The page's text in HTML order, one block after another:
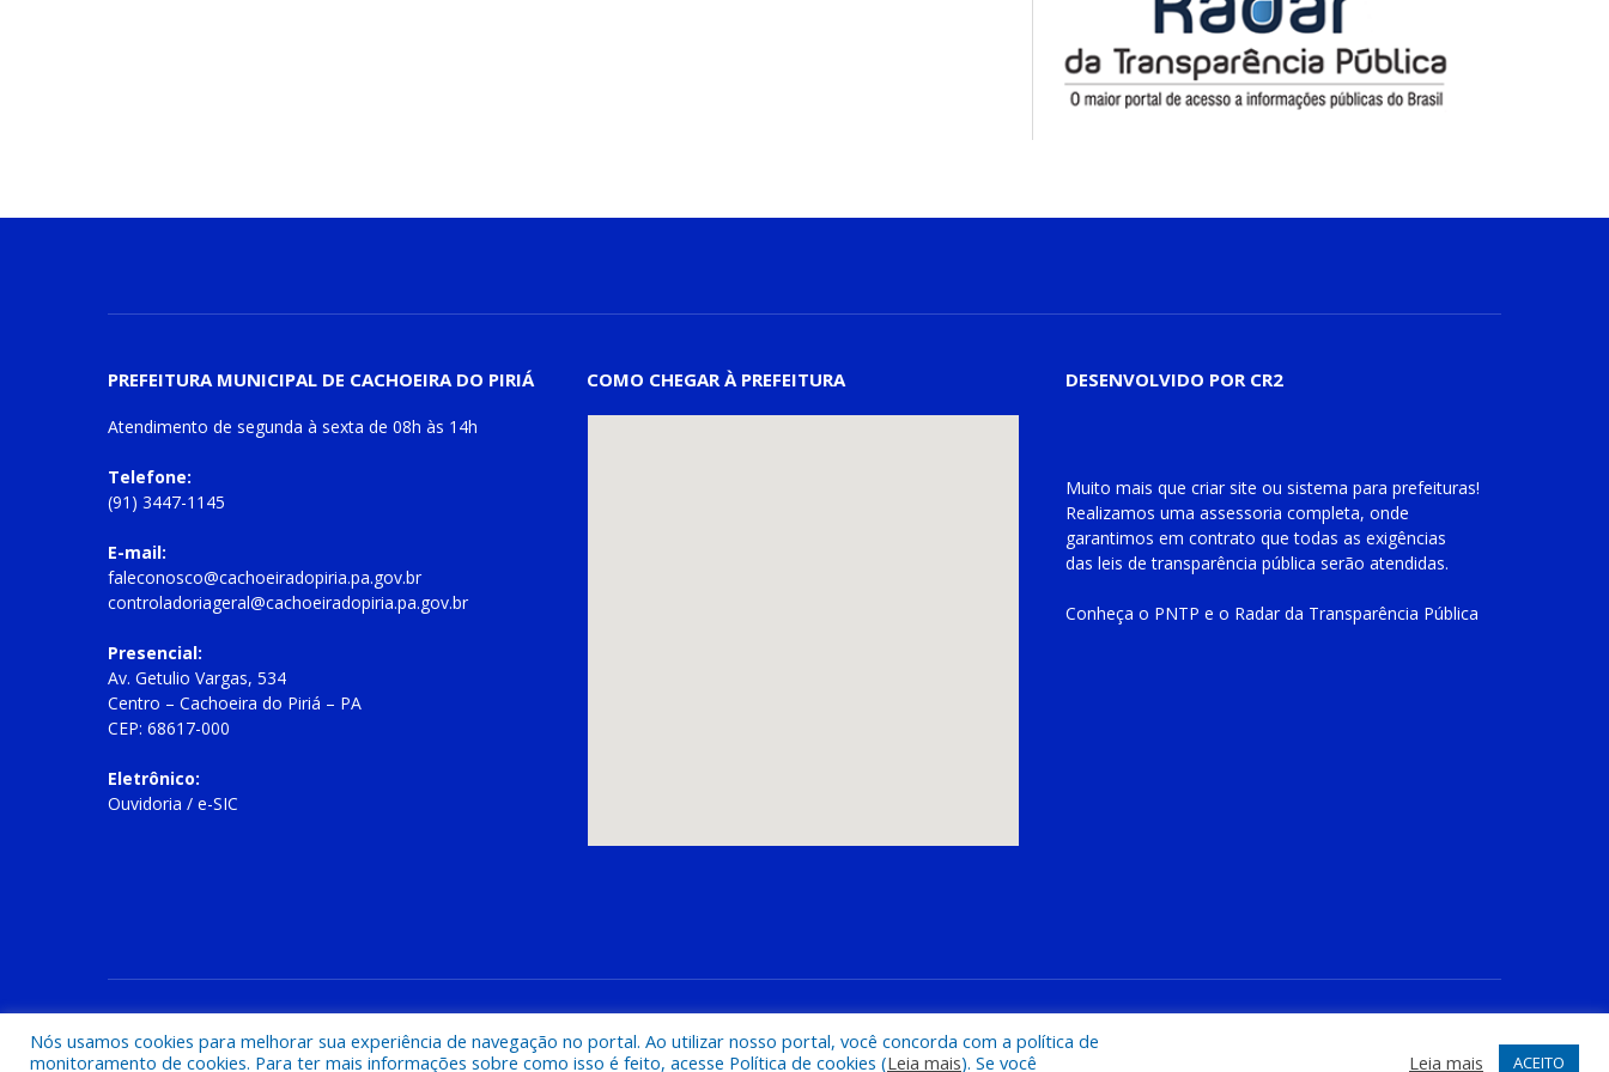
PREFEITURA MUNICIPAL DE CACHOEIRA DO PIRIÁ
Atendimento de segunda à sexta de 08h às 14h
Telefone:
(91) 3447-1145
E-mail:
faleconosco@cachoeiradopiria.pa.gov.br
controladoriageral@cachoeiradopiria.pa.gov.br
Presencial:
Av. Getulio Vargas, 534
Centro – Cachoeira do Piriá – PA
CEP: 68617-000
Eletrônico:
Ouvidoria / e-SIC
COMO CHEGAR À PREFEITURA DESENVOLVIDO POR CR2
Muito mais que criar site ou sistema para prefeituras!
Realizamos uma assessoria completa, onde
garantimos em contrato que todas as exigências
das leis de transparência pública serão atendidas.
Conheça o PNTP e o Radar da Transparência Pública
Nós usamos cookies para melhorar sua experiência de navegação no portal. Ao utilizar nosso portal, você concorda com a política de
monitoramento de cookies. Para ter mais informações sobre como isso é feito, acesse Política de cookies (Leia mais). Se você Leia mais ACEITO